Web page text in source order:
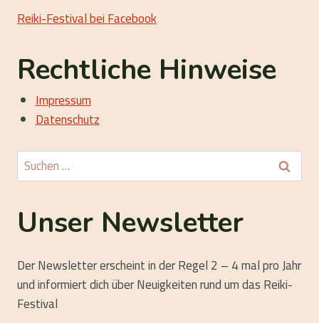
Reiki-Festival bei Facebook
Rechtliche Hinweise
Impressum
Datenschutz
Suchen
nach:
Unser Newsletter
Der Newsletter erscheint in der Regel 2 – 4 mal pro Jahr
und informiert dich über Neuigkeiten rund um das Reiki-
Festival